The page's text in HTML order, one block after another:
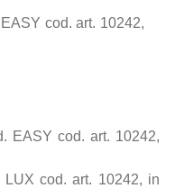
cod. art. 10242,
EASY cod. art. 10242,
cod. art. 10242, in